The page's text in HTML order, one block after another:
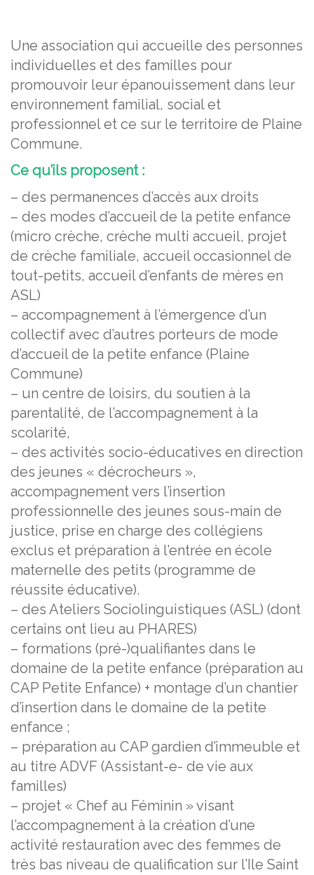
Une association qui accueille des personnes
individuelles et des familles pour
promouvoir leur épanouissement dans leur
environnement familial, social et
professionnel et ce sur le territoire de Plaine
Commune.
Ce qu’ils proposent :
– des permanences d’accès aux droits
– des modes d’accueil de la petite enfance
(micro crèche, crèche multi accueil, projet
de crèche familiale, accueil occasionnel de
tout-petits, accueil d’enfants de mères en
ASL)
– accompagnement à l’émergence d’un
collectif avec d’autres porteurs de mode
d’accueil de la petite enfance (Plaine
Commune)
– un centre de loisirs, du soutien à la
parentalité, de l’accompagnement à la
scolarité,
– des activités socio-éducatives en direction
des jeunes « décrocheurs »,
accompagnement vers l’insertion
professionnelle des jeunes sous-main de
justice, prise en charge des collégiens
exclus et préparation à l’entrée en école
maternelle des petits (programme de
réussite éducative).
– des Ateliers Sociolinguistiques (ASL) (dont
certains ont lieu au PHARES)
– formations (pré-)qualifiantes dans le
domaine de la petite enfance (préparation au
CAP Petite Enfance) + montage d’un chantier
d’insertion dans le domaine de la petite
enfance ;
– préparation au CAP gardien d’immeuble et
au titre ADVF (Assistant-e- de vie aux
familles)
– projet « Chef au Féminin » visant
l’accompagnement à la création d’une
activité restauration avec des femmes de
très bas niveau de qualification sur l’Ile Saint